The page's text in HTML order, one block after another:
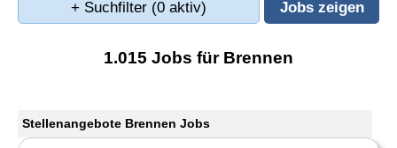
+ Suchfilter (0 aktiv)
1.015 Jobs für Brennen
Stellenangebote Brennen Jobs